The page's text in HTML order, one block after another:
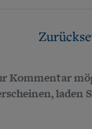
Kommentar
laden